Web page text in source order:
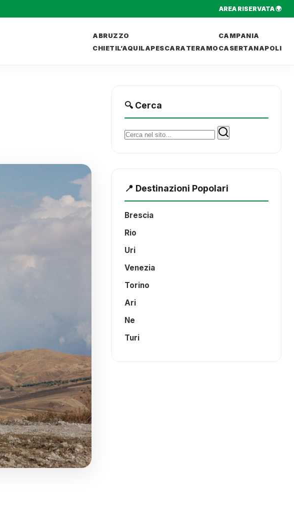
AREA RISERVATA 🌍
ABRUZZO
CHIETIL’AQUILAPESCARA TERAMO
CAMPANIA
CASERTANAPOLI
🔍 Cerca
Cerca:
📍 Destinazioni Popolari
Brescia
Rio
Uri
Venezia
Torino
Ari
Ne
Turi